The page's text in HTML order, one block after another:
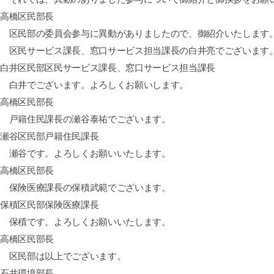
高橋区民部長
区民部の委員会参与に異動がありましたので、御紹介いたします
区民サービス課長、窓口サービス担当課長の白井亮でございます
白井区民部区民サービス課長、窓口サービス担当課長
白井でございます。よろしくお願いします。
高橋区民部長
戸籍住民課長の瀬谷泰祐でございます。
瀬谷区民部戸籍住民課長
瀬谷です。よろしくお願いいたします。
高橋区民部長
保険医療課長の保積武範でございます。
保積区民部保険医療課長
保積です。よろしくお願いいたします。
高橋区民部長
区民部は以上でございます。